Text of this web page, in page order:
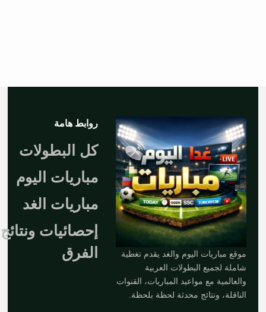
موقع مباريات اليوم والغد يقدم تغطية
شاملة لجميع البطولات العربية
والعالمية مع مواعيد المباريات، القنوات
الناقلة، ونتائج محدثة لحظة بلحظة.
روابط هامة
كل البطولات
مباريات اليوم
مباريات الغد
إحصائيات ونتائج
الفرق